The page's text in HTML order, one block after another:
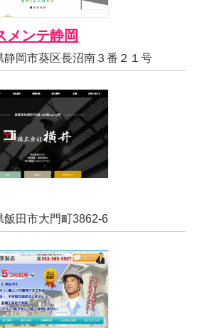
メンテ静岡
静岡市葵区長沼南３番２１号
飯田市大門町3862-6